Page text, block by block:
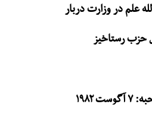
علم در وزارت دربار
حزب رستاخیز
۱۹۸۲